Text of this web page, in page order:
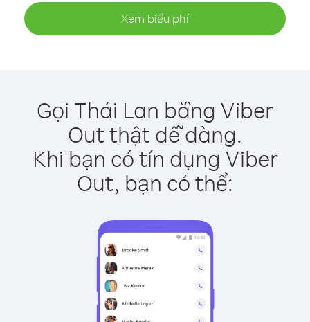
Xem biểu phí
Gọi Thái Lan bằng Viber
Out thật dễ dàng.
Khi bạn có tín dụng Viber
Out, bạn có thể: